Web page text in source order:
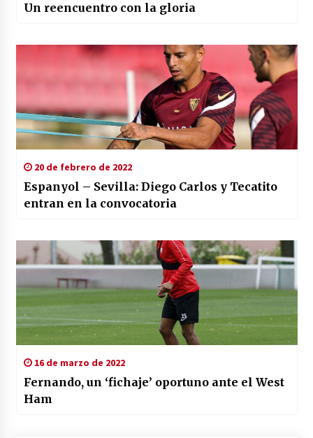
Un reencuentro con la gloria
20 de febrero de 2022
Espanyol – Sevilla: Diego Carlos y Tecatito
entran en la convocatoria
16 de marzo de 2022
Fernando, un ‘fichaje’ oportuno ante el West
Ham